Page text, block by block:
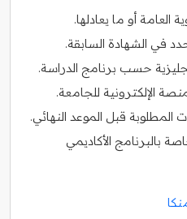
العامة أو ما يعادلها.
في الشهادة السابقة.
حسب برنامج الدراسة.
الإلكترونية للجامعة.
قبل الموعد النهائي.
بالبرنامج الأكاديمي